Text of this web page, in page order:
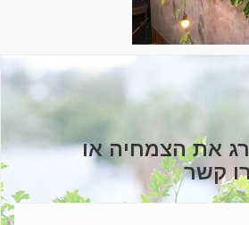
את הצמחיה או
קשר